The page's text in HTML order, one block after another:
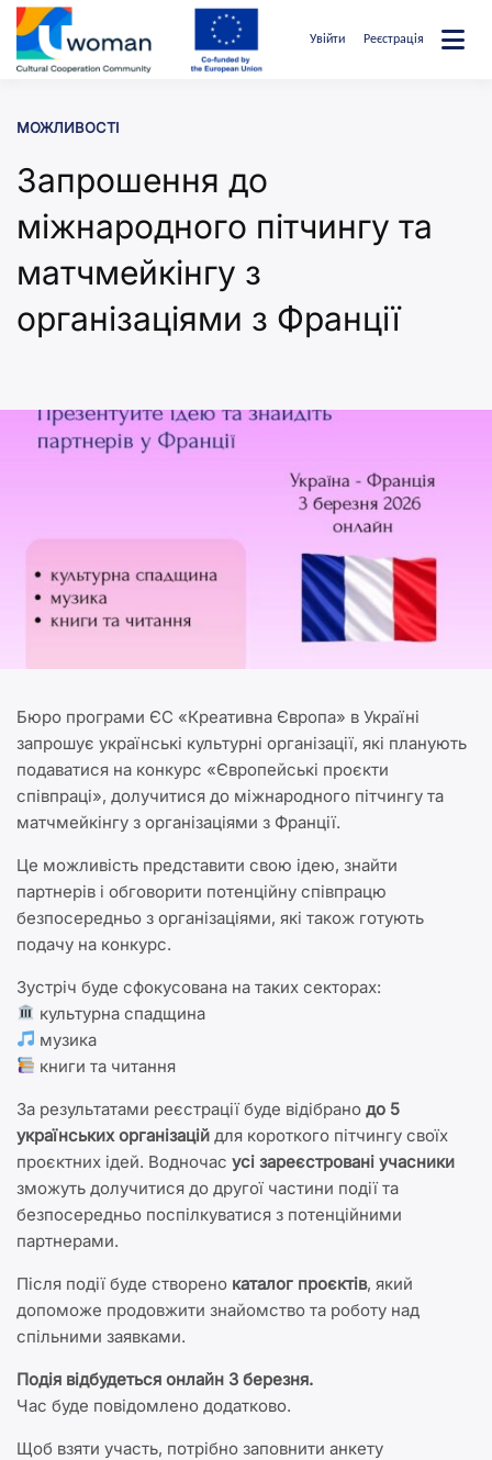
Перейти
до
вмісту
Увійти Реєстрація
МОЖЛИВОСТІ
Запрошення до
міжнародного пітчингу та
матчмейкінгу з
організаціями з Франції
Бюро програми ЄС «Креативна Європа» в Україні
запрошує українські культурні організації, які планують
подаватися на конкурс «Європейські проєкти
співпраці», долучитися до міжнародного пітчингу та
матчмейкінгу з організаціями з Франції.
Це можливість представити свою ідею, знайти
партнерів і обговорити потенційну співпрацю
безпосередньо з організаціями, які також готують
подачу на конкурс.
Зустріч буде сфокусована на таких секторах:
культурна спадщина
музика
книги та читання
За результатами реєстрації буде відібрано до 5
українських організацій для короткого пітчингу своїх
проєктних ідей. Водночас усі зареєстровані учасники
зможуть долучитися до другої частини події та
безпосередньо поспілкуватися з потенційними
партнерами.
Після події буде створено каталог проєктів, який
допоможе продовжити знайомство та роботу над
спільними заявками.
Подія відбудеться онлайн 3 березня.
Час буде повідомлено додатково.
Щоб взяти участь, потрібно заповнити анкету